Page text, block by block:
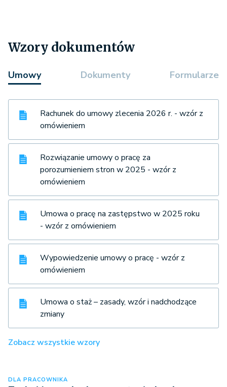
Wzory dokumentów
Umowy Dokumenty Formularze
Rachunek do umowy zlecenia 2026 r. - wzór z
omówieniem
Rozwiązanie umowy o pracę za
porozumieniem stron w 2025 - wzór z
omówieniem
Umowa o pracę na zastępstwo w 2025 roku
- wzór z omówieniem
Wypowiedzenie umowy o pracę - wzór z
omówieniem
Umowa o staż – zasady, wzór i nadchodzące
zmiany
Zobacz wszystkie wzory
DLA PRACOWNIKA